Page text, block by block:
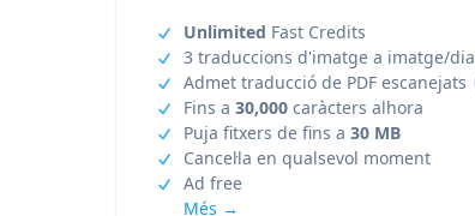
Unlimited Fast Credits
3 traduccions d'imatge a imatge/dia
Admet traducció de PDF escanejats
Fins a 30,000 caràcters alhora
Puja fitxers de fins a 30 MB
Cancel·la en qualsevol moment
Ad free
Més →